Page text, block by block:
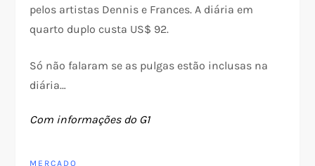
pelos artistas Dennis e Frances. A diária em
quarto duplo custa US$ 92.
Só não falaram se as pulgas estão inclusas na
diária…
Com informações do G1
MERCADO